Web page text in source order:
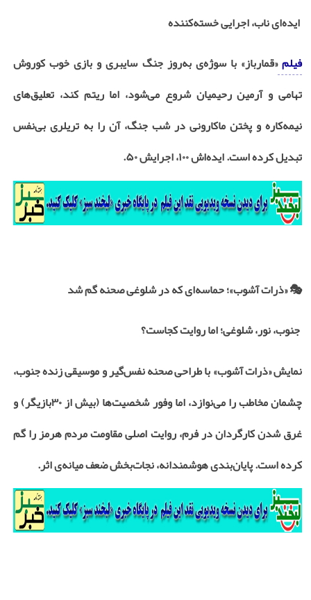
ایده‌ای ناب، اجرایی خسته‌کننده
فیلم«قمارباز» با سوژه‌ی به‌روز جنگ سایبری و بازی خوب کوروش
تهامی و آرمین رحیمیان شروع می‌شود، اما ریتم کند، تعلیق‌های
نیمه‌کاره و پختن ماکارونی در شب جنگ، آن را به تریلری بی‌نفس
تبدیل کرده است. ایده‌اش۱۰۰، اجرایش۵۰.
🎭«ذرات آشوب»؛ حماسه‌ای که در شلوغی صحنه گم شد
جنوب، نور، شلوغی؛ اما روایت کجاست؟
نمایش «ذرات آشوب» با طراحی صحنه نفس‌گیر و موسیقی زنده جنوب،
چشمان مخاطب را می‌نوازد، اما وفور شخصیت‌ها (بیش از۳۰بازیگر) و
غرق شدن کارگردان در فرم، روایت اصلی مقاومت مردم هرمز را گم
کرده است. پایان‌بندی هوشمندانه، نجات‌بخش ضعف میانه‌ی اثر.